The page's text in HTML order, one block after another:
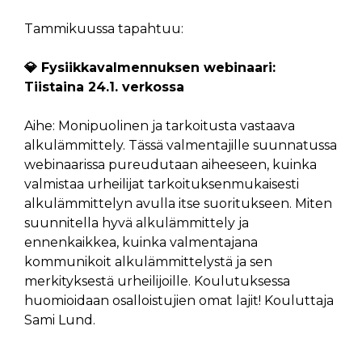
Tammikuussa tapahtuu:
💎 Fysiikkavalmennuksen webinaari:
Tiistaina 24.1. verkossa
Aihe: Monipuolinen ja tarkoitusta vastaava
alkulämmittely. Tässä valmentajille suunnatussa
webinaarissa pureudutaan aiheeseen, kuinka
valmistaa urheilijat tarkoituksenmukaisesti
alkulämmittelyn avulla itse suoritukseen. Miten
suunnitella hyvä alkulämmittely ja
ennenkaikkea, kuinka valmentajana
kommunikoit alkulämmittelystä ja sen
merkityksestä urheilijoille. Koulutuksessa
huomioidaan osalloistujien omat lajit! Kouluttaja
Sami Lund.